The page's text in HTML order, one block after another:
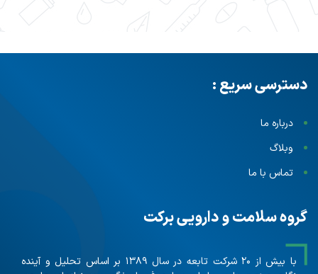
دسترسی سریع :
درباره ما
وبلاگ
تماس با ما
گروه سلامت و دارویی برکت
با بیش از ۲۰ شرکت تابعه در سال ۱۳۸۹ بر اساس تحلیل و آینده